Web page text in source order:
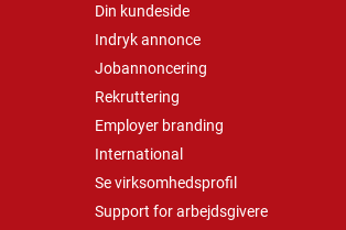
Din kundeside
Indryk annonce
Jobannoncering
Rekruttering
Employer branding
International
Se virksomhedsprofil
Support for arbejdsgivere